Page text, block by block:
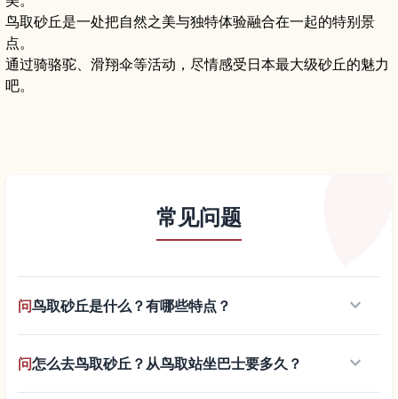
鸟取砂丘是一处把自然之美与独特体验融合在一起的特别景
点。
通过骑骆驼、滑翔伞等活动，尽情感受日本最大级砂丘的魅力
吧。
常见问题
问鸟取砂丘是什么？有哪些特点？ keyboard_arrow_down
问怎么去鸟取砂丘？从鸟取站坐巴士要多久？ keyboard_arrow_down